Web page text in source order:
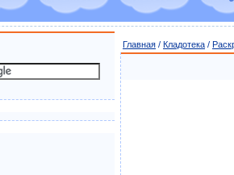
Главная / Кладотека /